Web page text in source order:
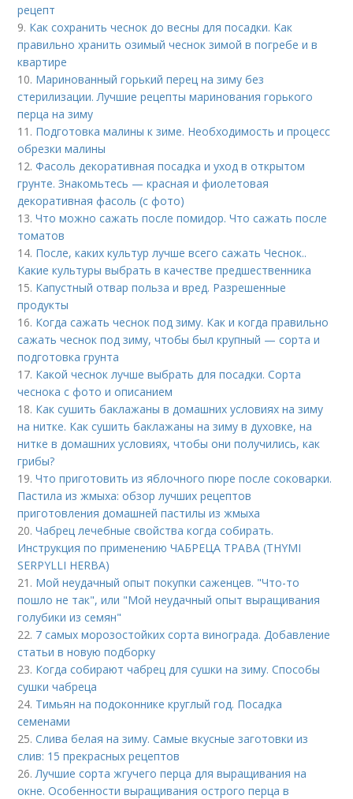
рецепт
9. Как сохранить чеснок до весны для посадки. Как
правильно хранить озимый чеснок зимой в погребе и в
квартире
10. Маринованный горький перец на зиму без
стерилизации. Лучшие рецепты маринования горького
перца на зиму
11. Подготовка малины к зиме. Необходимость и процесс
обрезки малины
12.Фасоль декоративная посадка и уход в открытом
грунте. Знакомьтесь — красная и фиолетовая
декоративная фасоль (с фото)
13.Что можно сажать после помидор. Что сажать после
томатов
14. После, каких культур лучше всего сажать Чеснок..
Какие культуры выбрать в качестве предшественника
15. Капустный отвар польза и вред. Разрешенные
продукты
16. Когда сажать чеснок под зиму. Как и когда правильно
сажать чеснок под зиму, чтобы был крупный — сорта и
подготовка грунта
17. Какой чеснок лучше выбрать для посадки. Сорта
чеснока с фото и описанием
18. Как сушить баклажаны в домашних условиях на зиму
на нитке. Как сушить баклажаны на зиму в духовке, на
нитке в домашних условиях, чтобы они получились, как
грибы?
19.Что приготовить из яблочного пюре после соковарки.
Пастила из жмыха: обзор лучших рецептов
приготовления домашней пастилы из жмыха
20.Чабрец лечебные свойства когда собирать.
Инструкция по применению ЧАБРЕЦА ТРАВА (THYMI
SERPYLLI HERBA)
21. Мой неудачный опыт покупки саженцев. "Что-то
пошло не так", или "Мой неудачный опыт выращивания
голубики из семян"
22. 7 самых морозостойких сорта винограда. Добавление
статьи в новую подборку
23. Когда собирают чабрец для сушки на зиму. Способы
сушки чабреца
24. Тимьян на подоконнике круглый год. Посадка
семенами
25.Слива белая на зиму. Самые вкусные заготовки из
слив: 15 прекрасных рецептов
26. Лучшие сорта жгучего перца для выращивания на
окне. Особенности выращивания острого перца в